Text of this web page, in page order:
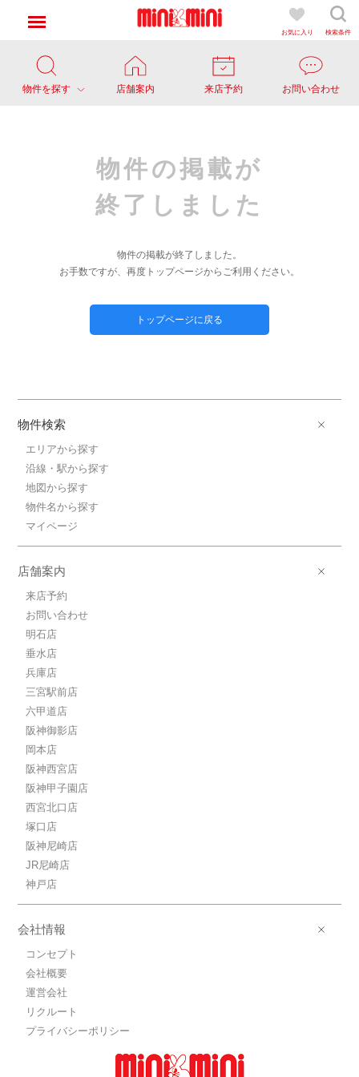
お気に入り 検索条件
物件を探す 店舗案内 来店予約 お問い合わせ
物件の掲載が
終了しました
物件の掲載が終了しました。
お手数ですが、再度トップページからご利用ください。
トップページに戻る
物件検索
エリアから探す
沿線・駅から探す
地図から探す
物件名から探す
マイページ
店舗案内
来店予約
お問い合わせ
明石店
垂水店
兵庫店
三宮駅前店
六甲道店
阪神御影店
岡本店
阪神西宮店
阪神甲子園店
西宮北口店
塚口店
阪神尼崎店
JR尼崎店
神戸店
会社情報
コンセプト
会社概要
運営会社
リクルート
プライバシーポリシー